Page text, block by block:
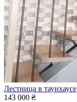
Лестница в таунхаусе
143 000 ₴